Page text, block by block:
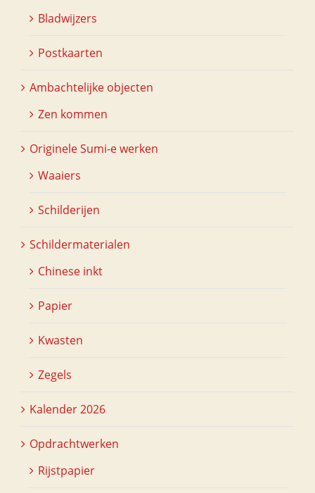
Bladwijzers
Postkaarten
Ambachtelijke objecten
Zen kommen
Originele Sumi-e werken
Waaiers
Schilderijen
Schildermaterialen
Chinese inkt
Papier
Kwasten
Zegels
Kalender 2026
Opdrachtwerken
Rijstpapier